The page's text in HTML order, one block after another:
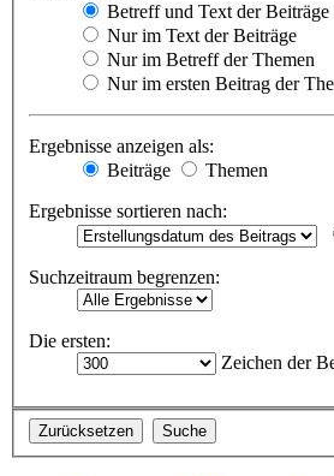
Betreff und Text der Beiträge
Nur im Text der Beiträge
Nur im Betreff der Themen
Nur im ersten Beitrag der
Ergebnisse anzeigen als:
Beiträge
Themen
Ergebnisse sortieren nach:
Suchzeitraum begrenzen:
Die ersten:
Zeichen der